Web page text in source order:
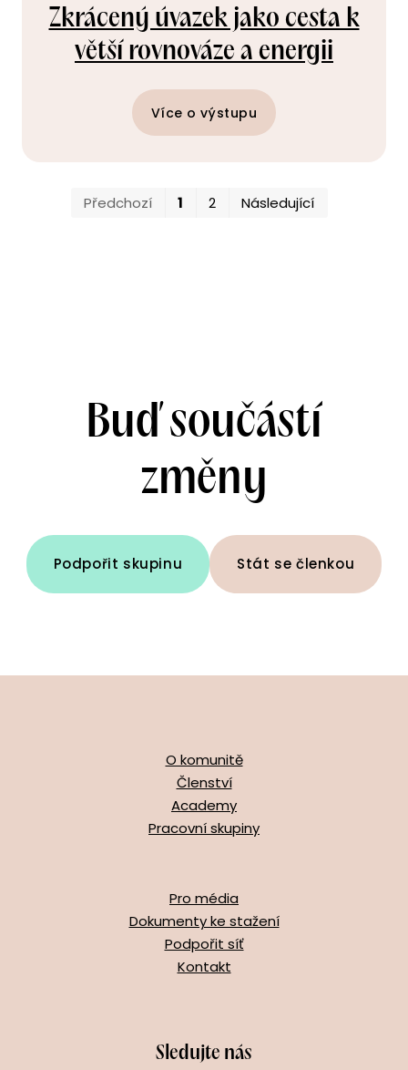
Zkrácený úvazek jako cesta k
větší rovnováze a energii
Více o výstupu
Předchozí 1 2 Následující
Buď součástí
změny
Podpořit skupinu Stát se členkou
O komunitě
Členství
Academy
Pracovní skupiny
Pro média
Dokumenty ke stažení
Podpořit síť
Kontakt
Sledujte nás